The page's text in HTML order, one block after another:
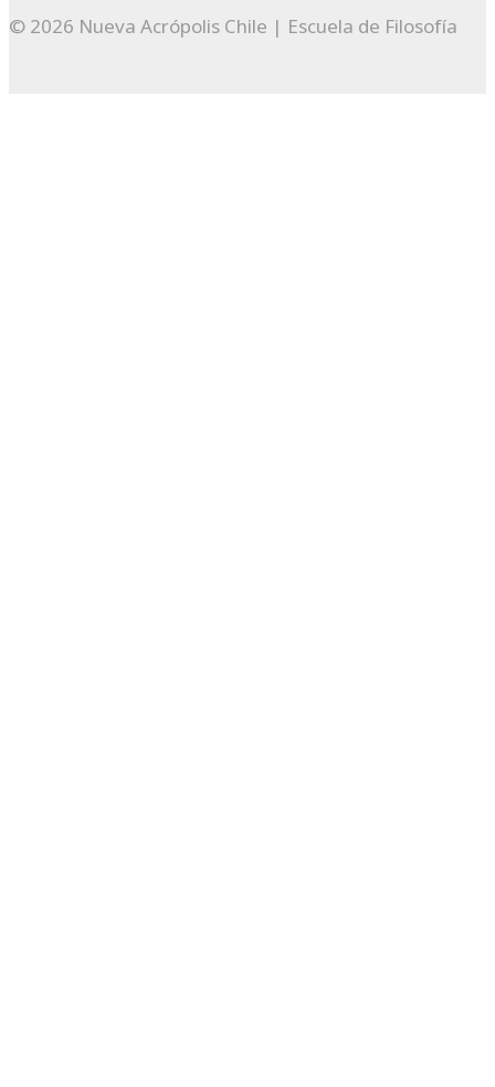
© 2026 Nueva Acrópolis Chile | Escuela de Filosofía